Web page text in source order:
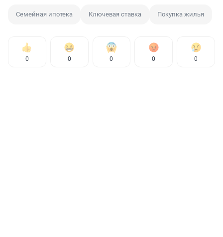
Семейная ипотека Ключевая ставка Покупка жилья
0 0 0 0 0